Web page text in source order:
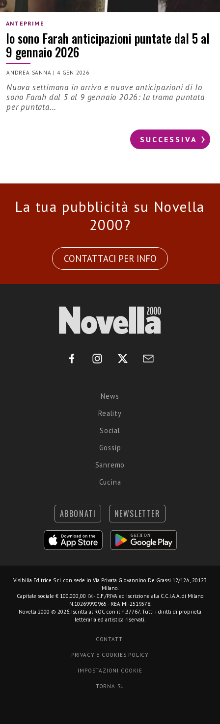
ANTEPRIME
Io sono Farah anticipazioni puntate dal 5 al
9 gennaio 2026
ANDREA SANNA |4 GEN 2026
Nuova settimana in arrivo e nuove anticipazioni di Io
sono Farah dal 5 al 9 gennaio 2026: la trama puntata
per puntata...
SUCCESSIVA
La tua pubblicità su Novella
2000?
CONTATTACI PER INFO
News
Reality
Social
Gossip
Sanremo
Cucina
ABBONATI NEWSLETTER
Visibilia Editrice S.r.l. con sede in Via Privata Giovannino De Grassi 12/12A, 20123
Milano.
Capitale sociale € 100.000,00 I.V. - C.F./P.IVA ed iscrizione alla C.C.I.A.A. di Milano
N.10269990965 - REA MI-2519578.
Novella 2000 © 2026. Iscritta al ROC con il n.37767. Tutti i diritti di proprietà
letteraria ed artistica riservati.
CONTATTI
PRIVACY E COOKIES POLICY
IMPOSTAZIONI COOKIE
TORNA SU